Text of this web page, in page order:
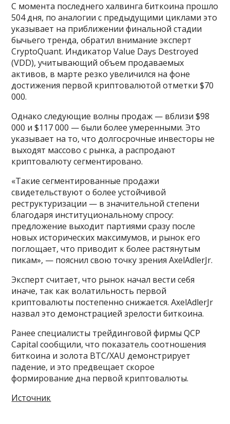
С момента последнего халвинга биткоина прошло
504 дня, по аналогии с предыдущими циклами это
указывает на приближении финальной стадии
бычьего тренда, обратил внимание эксперт
CryptoQuant. Индикатор Value Days Destroyed
(VDD), учитывающий объем продаваемых
активов, в марте резко увеличился на фоне
достижения первой криптовалютой отметки $70
000.
Однако следующие волны продаж — вблизи $98
000 и $117 000 — были более умеренными. Это
указывает на то, что долгосрочные инвесторы не
выходят массово с рынка, а распродают
криптовалюту сегментировано.
«Такие сегментированные продажи
свидетельствуют о более устойчивой
реструктуризации — в значительной степени
благодаря институциональному спросу:
предложение выходит партиями сразу после
новых исторических максимумов, и рынок его
поглощает, что приводит к более растянутым
пикам», — пояснил свою точку зрения AxelAdlerJr.
Эксперт считает, что рынок начал вести себя
иначе, так как волатильность первой
криптовалюты постепенно снижается. AxelAdlerJr
назвал это демонстрацией зрелости биткоина.
Ранее специалисты трейдинговой фирмы QCP
Capital сообщили, что показатель соотношения
биткоина и золота BTC/XAU демонстрирует
падение, и это предвещает скорое
формирование дна первой криптовалюты.
Источник